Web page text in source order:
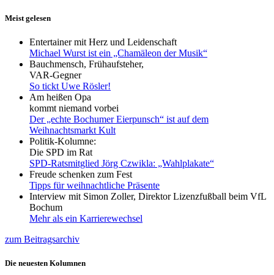
Meist gelesen
Entertainer mit Herz und Leidenschaft
Michael Wurst ist ein „Chamäleon der Musik“
Bauchmensch, Frühaufsteher,
VAR-Gegner
So tickt Uwe Rösler!
Am heißen Opa
kommt niemand vorbei
Der „echte Bochumer Eierpunsch“ ist auf dem
Weihnachtsmarkt Kult
Politik-Kolumne:
Die SPD im Rat
SPD-Ratsmitglied Jörg Czwikla: „Wahlplakate“
Freude schenken zum Fest
Tipps für weihnachtliche Präsente
Interview mit Simon Zoller, Direktor Lizenzfußball beim VfL
Bochum
Mehr als ein Karrierewechsel
zum Beitragsarchiv
Die neuesten Kolumnen